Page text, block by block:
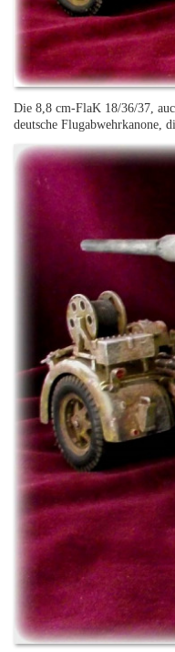
Die 8,8 cm-FlaK 18/36/37,
deutsche Flugabwehrkanone,